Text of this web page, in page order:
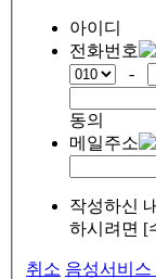
아이디
전화번호
-
동의
메일주소
작성하신
하시려면 [
취소 음성서비스